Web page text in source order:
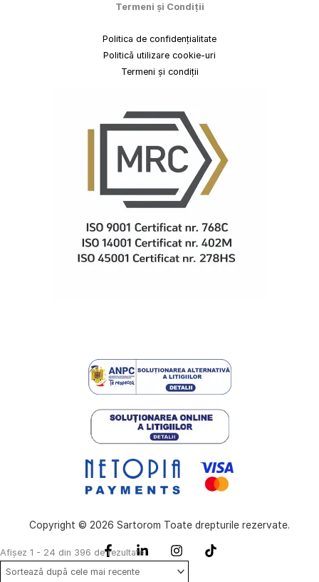
Afișez 1 - 24 din 396 de rezultateSortat
Termeni și Condiții
Politica de confidențialitate
Politică utilizare cookie-uri
Termeni și condiții
Copyright © 2026 Sartorom Toate drepturile rezervate.